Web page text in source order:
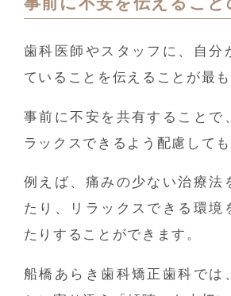
歯科医師やスタッフに、自分
ていることを伝えることが最も
事前に不安を共有することで
ラックスできるよう配慮しても
例えば、痛みの少ない治療法
たり、リラックスできる環境
たりすることができます。
船橋あらき歯科矯正歯科では